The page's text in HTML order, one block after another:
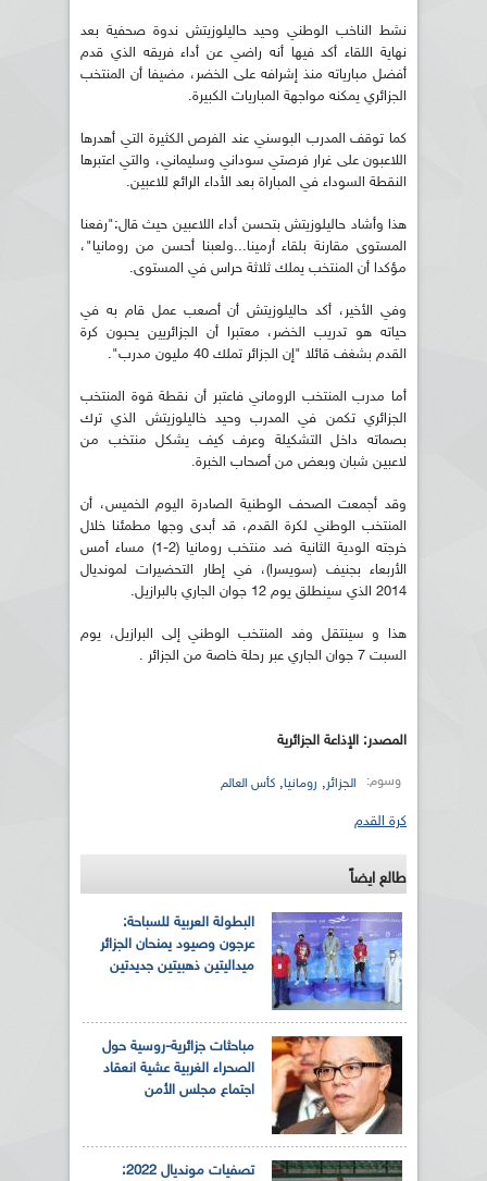
نشط الناخب الوطني وحيد حاليلوزيتش ندوة صحفية بعد
نهاية اللقاء أكد فيها أنه راضي عن أداء فريقه الذي قدم
أفضل مبارياته منذ إشرافه على الخضر، مضيفا أن المنتخب
الجزائري يمكنه مواجهة المباريات الكبيرة.
كما توقف المدرب البوسني عند الفرص الكثيرة التي أهدرها
اللاعبون على غرار فرصتي سوداني وسليماني، والتي اعتبرها
النقطة السوداء في المباراة بعد الأداء الرائع للاعبين.
هذا وأشاد حاليلوزيتش بتحسن أداء اللاعبين حيث قال:"رفعنا
المستوى مقارنة بلقاء أرمينا...ولعبنا أحسن من رومانيا"،
مؤكدا أن المنتخب يملك ثلاثة حراس في المستوى.
وفي الأخير، أكد حاليلوزيتش أن أصعب عمل قام به في
حياته هو تدريب الخضر، معتبرا أن الجزائريين يحبون كرة
القدم بشغف قائلا "إن الجزائر تملك 40 مليون مدرب".
أما مدرب المنتخب الروماني فاعتبر أن نقطة قوة المنتخب
الجزائري تكمن في المدرب وحيد خاليلوزيتش الذي ترك
بصماته داخل التشكيلة وعرف كيف يشكل منتخب من
لاعبين شبان وبعض من أصحاب الخبرة.
وقد أجمعت الصحف الوطنية الصادرة اليوم الخميس، أن
المنتخب الوطني لكرة القدم، قد أبدى وجها مطمئنا خلال
خرجته الودية الثانية ضد منتخب رومانيا (2-1) مساء أمس
الأربعاء بجنيف (سويسرا)، في إطار التحضيرات لمونديال
2014 الذي سينطلق يوم 12 جوان الجاري بالبرازيل.
هذا و سينتقل وفد المنتخب الوطني إلى البرازيل، يوم
السبت 7 جوان الجاري عبر رحلة خاصة من الجزائر .
المصدر: الإذاعة الجزائرية
وسوم: الجزائر, رومانيا, كأس العالم
كرة القدم
طالع ايضاً
البطولة العربية للسباحة:
عرجون وصيود يمنحان الجزائر
ميداليتين ذهبيتين جديدتين
مباحثات جزائرية-روسية حول
الصحراء الغربية عشية انعقاد
اجتماع مجلس الأمن
تصفيات مونديال 2022: